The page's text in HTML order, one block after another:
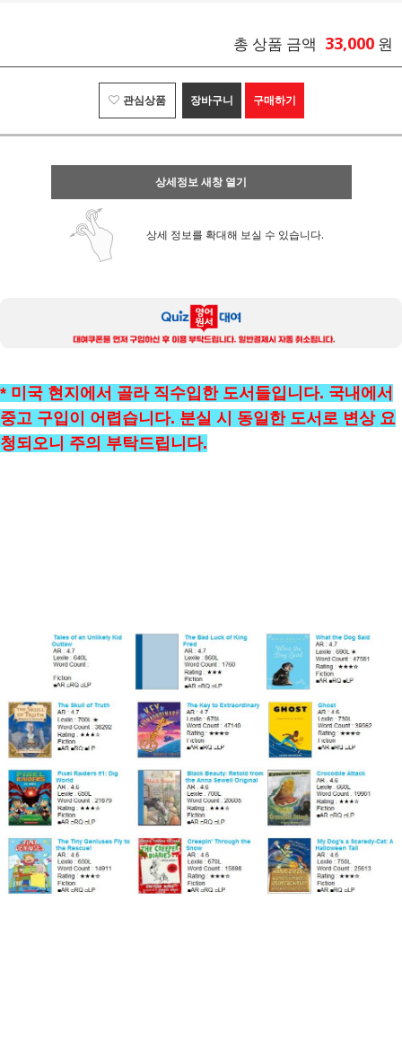
총 상품 금액 33,000 원
관심상품 장바구니 구매하기
상세정보 새창 열기
상세 정보를 확대해 보실 수 있습니다.
* 미국 현지에서 골라 직수입한 도서들입니다. 국내에서
중고 구입이 어렵습니다. 분실 시 동일한 도서로 변상 요
청되오니 주의 부탁드립니다.